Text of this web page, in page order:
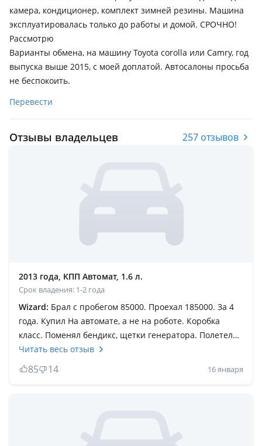
камера, кондиционер, комплект зимней резины. Машина
эксплуатировалась только до работы и домой. СРОЧНО!
Рассмотрю
Варианты обмена, на машину Toyota corolla или Саmry, год
выпуска выше 2015, с моей доплатой. Автосалоны просьба
не беспокоить.
Перевести
Отзывы владельцев 257 отзывов
2013 года, КПП Автомат, 1.6 л.
Срок владения: 1-2 года
Wizard: Брал с пробегом 85000. Проехал 185000. За 4
года. Купил На автомате, а не на роботе. Коробка
класс. Поменял бендикс, щетки генератора. Полетела
цепь грм. Остальное все работает идеально В гору
если едете на полный салон, то тяга маловата
конечно. На ровной трассе летом можно спокойно
Читать весь отзыв
85 14 16 января